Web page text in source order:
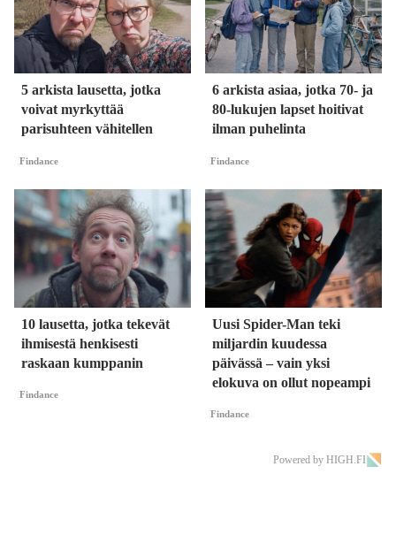
5 arkista lausetta, jotka
voivat myrkyttää
parisuhteen vähitellen
Findance
6 arkista asiaa, jotka 70- ja
80-lukujen lapset hoitivat
ilman puhelinta
Findance
10 lausetta, jotka tekevät
ihmisestä henkisesti
raskaan kumppanin
Findance
Uusi Spider-Man teki
miljardin kuudessa
päivässä – vain yksi
elokuva on ollut nopeampi
Findance
Powered by HIGH.FI